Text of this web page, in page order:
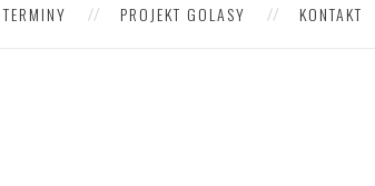
TERMINY PROJEKT GOLASY KONTAKT